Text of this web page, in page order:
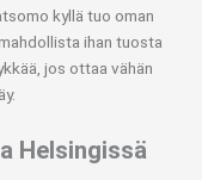
kyllä tuo oman
ihan tuosta
jos ottaa vähän
Helsingissä